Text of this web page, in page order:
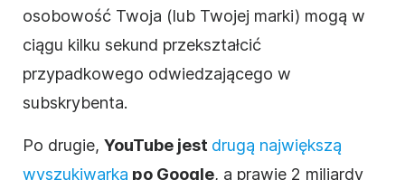
osobowość Twoja (lub Twojej marki) mogą w
ciągu kilku sekund przekształcić
przypadkowego odwiedzającego w
subskrybenta.
Po drugie, YouTube jest drugą największą
wyszukiwarką po Google, a prawie 2 miliardy